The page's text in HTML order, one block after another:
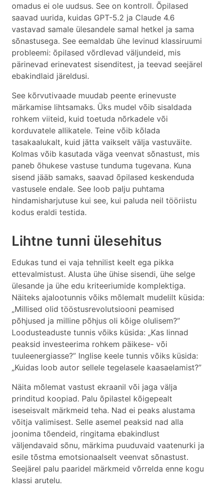
omadus ei ole uudsus. See on kontroll. Õpilased
saavad uurida, kuidas GPT-5.2 ja Claude 4.6
vastavad samale ülesandele samal hetkel ja sama
sõnastusega. See eemaldab ühe levinud klassiruumi
probleemi: õpilased võrdlevad väljundeid, mis
pärinevad erinevatest sisenditest, ja teevad seejärel
ebakindlaid järeldusi.
See kõrvutivaade muudab peente erinevuste
märkamise lihtsamaks. Üks mudel võib sisaldada
rohkem viiteid, kuid toetuda nõrkadele või
korduvatele allikatele. Teine võib kõlada
tasakaalukalt, kuid jätta vaikselt välja vastuväite.
Kolmas võib kasutada väga veenvat sõnastust, mis
paneb õhukese vastuse tunduma tugevana. Kuna
sisend jääb samaks, saavad õpilased keskenduda
vastusele endale. See loob palju puhtama
hindamisharjutuse kui see, kui paluda neil tööriistu
kodus eraldi testida.
Lihtne tunni ülesehitus
Edukas tund ei vaja tehnilist keelt ega pikka
ettevalmistust. Alusta ühe ühise sisendi, ühe selge
ülesande ja ühe edu kriteeriumide komplektiga.
Näiteks ajalootunnis võiks mõlemalt mudelilt küsida:
„Millised olid tööstusrevolutsiooni peamised
põhjused ja milline põhjus oli kõige olulisem?”
Loodusteaduste tunnis võiks küsida: „Kas linnad
peaksid investeerima rohkem päikese- või
tuuleenergiasse?” Inglise keele tunnis võiks küsida:
„Kuidas loob autor sellele tegelasele kaasaelamist?”
Näita mõlemat vastust ekraanil või jaga välja
prinditud koopiad. Palu õpilastel kõigepealt
iseseisvalt märkmeid teha. Nad ei peaks alustama
võitja valimisest. Selle asemel peaksid nad alla
joonima tõendeid, ringitama ebakindlust
väljendavaid sõnu, märkima puuduvaid vaatenurki ja
esile tõstma emotsionaalselt veenvat sõnastust.
Seejärel palu paaridel märkmeid võrrelda enne kogu
klassi arutelu.